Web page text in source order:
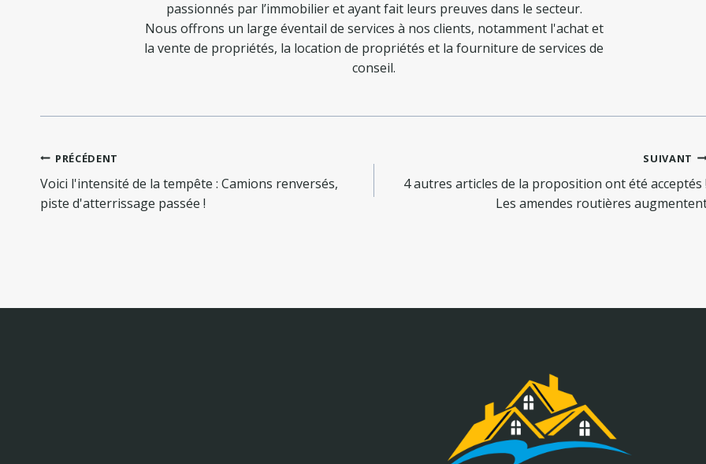
passionnés par l’immobilier et ayant fait leurs preuves dans le secteur.
Nous offrons un large éventail de services à nos clients, notamment l'achat et
la vente de propriétés, la location de propriétés et la fourniture de services de
conseil.
Navigation
de
l’article
PRÉCÉDENT
Voici l'intensité de la tempête : Camions renversés,
piste d'atterrissage passée !
SUIVANT
4 autres articles de la proposition ont été acceptés
Les amendes routières